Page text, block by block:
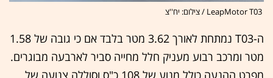
ה-T03 נמתחת לאורך 3.62 מטר בלבד אם כי גובה של 1.58
מטר ומרכב רבוע מעניק חלל מחייה סביר לארבעה מבוגרים.